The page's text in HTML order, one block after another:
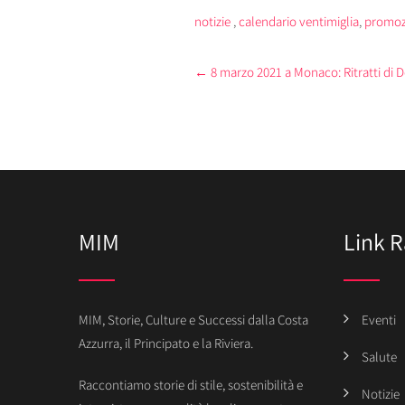
Candidatura a
anche Oltrefrontiera
delle
notizie , calendario ventimiglia,
Post
navigation
← 8 marzo 2021 a Monaco: Ritratti di
MIM
MIM, Storie, Culture e Successi dalla Costa
Azzurra, il Principato e la Riviera.
Raccontiamo storie di stile, sostenibilità e
Link
Eventi
Salute
Notizie